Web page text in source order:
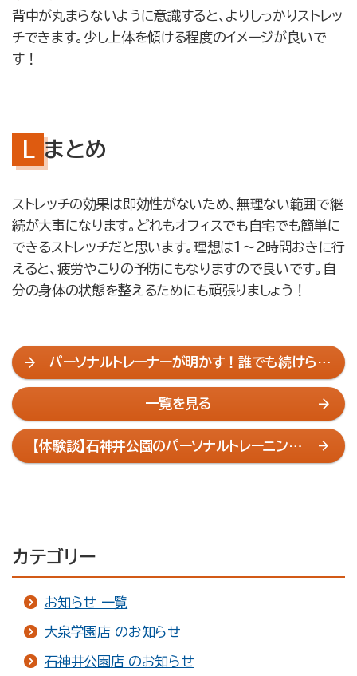
背中が丸まらないように意識すると、よりしっかりストレッ
チできます。少し上体を傾ける程度のイメージが良いで
す！
まとめ
ストレッチの効果は即効性がないため、無理ない範囲で継
続が大事になります。どれもオフィスでも自宅でも簡単に
できるストレッチだと思います。理想は1〜2時間おきに行
えると、疲労やこりの予防にもなりますので良いです。自
分の身体の状態を整えるためにも頑張りましょう！
パーソナルトレーナーが明かす！誰でも続けられ
る食事指導の秘訣
一覧を見る
【体験談】石神井公園のパーソナルトレーニング
で-12kg達成した食事法
カテゴリー
お知らせ 一覧
大泉学園店 のお知らせ
石神井公園店 のお知らせ